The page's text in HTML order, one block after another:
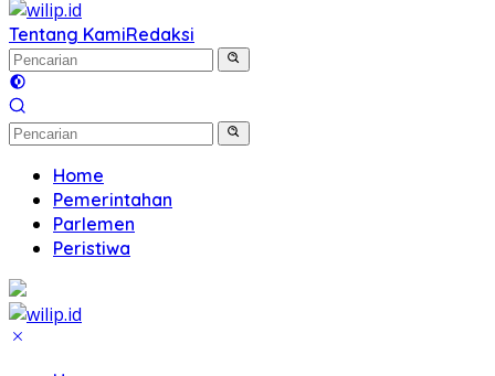
Tentang KamiRedaksi
Home
Pemerintahan
Parlemen
Peristiwa